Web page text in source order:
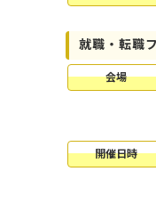
就職・転職
会場
開催日時